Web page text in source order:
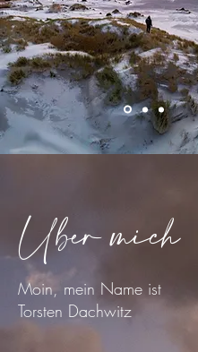
Über mich
Moin, mein Name ist
Torsten Dachwitz